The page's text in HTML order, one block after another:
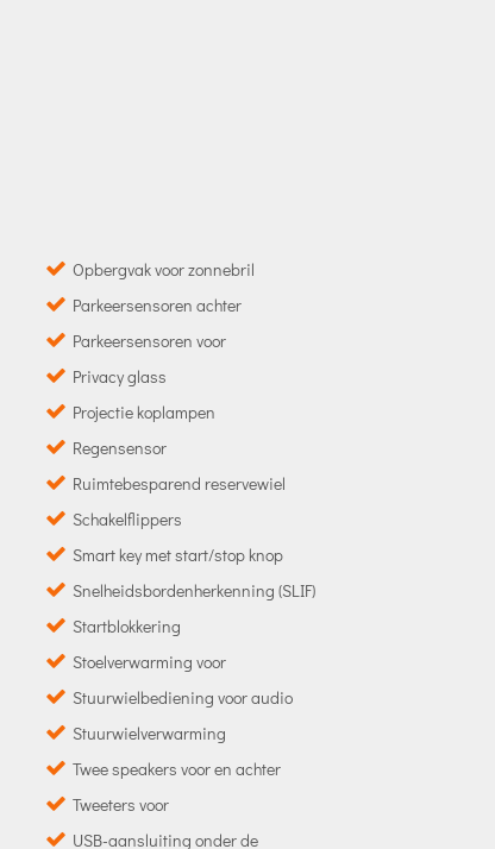
Opbergvak voor zonnebril
Parkeersensoren achter
Parkeersensoren voor
Privacy glass
Projectie koplampen
Regensensor
Ruimtebesparend reservewiel
Schakelflippers
Smart key met start/stop knop
Snelheidsbordenherkenning (SLIF)
Startblokkering
Stoelverwarming voor
Stuurwielbediening voor audio
Stuurwielverwarming
Twee speakers voor en achter
Tweeters voor
USB-aansluiting onder de